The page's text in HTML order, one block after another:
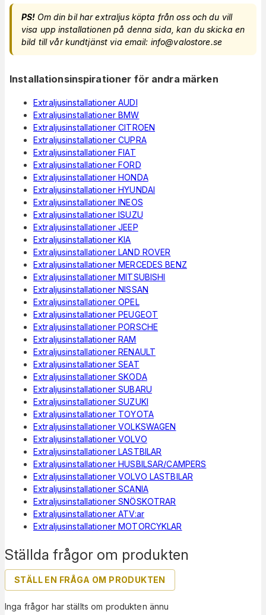
Ställda frågor om produkten
STÄLL EN FRÅGA OM PRODUKTEN
Inga frågor har ställts om produkten ännu
PS! Om din bil har extraljus köpta från oss och du vill
visa upp installationen på denna sida, kan du skicka en
bild till vår kundtjänst via email: info@valostore.se
Installationsinspirationer för andra märken
Extraljusinstallationer AUDI
Extraljusinstallationer BMW
Extraljusinstallationer CITROEN
Extraljusinstallationer CUPRA
Extraljusinstallationer FIAT
Extraljusinstallationer FORD
Extraljusinstallationer HONDA
Extraljusinstallationer HYUNDAI
Extraljusinstallationer INEOS
Extraljusinstallationer ISUZU
Extraljusinstallationer JEEP
Extraljusinstallationer KIA
Extraljusinstallationer LAND ROVER
Extraljusinstallationer MERCEDES BENZ
Extraljusinstallationer MITSUBISHI
Extraljusinstallationer NISSAN
Extraljusinstallationer OPEL
Extraljusinstallationer PEUGEOT
Extraljusinstallationer PORSCHE
Extraljusinstallationer RAM
Extraljusinstallationer RENAULT
Extraljusinstallationer SEAT
Extraljusinstallationer SKODA
Extraljusinstallationer SUBARU
Extraljusinstallationer SUZUKI
Extraljusinstallationer TOYOTA
Extraljusinstallationer VOLKSWAGEN
Extraljusinstallationer VOLVO
Extraljusinstallationer LASTBILAR
Extraljusinstallationer HUSBILSAR/CAMPERS
Extraljusinstallationer VOLVO LASTBILAR
Extraljusinstallationer SCANIA
Extraljusinstallationer SNÖSKOTRAR
Extraljusinstallationer ATV:ar
Extraljusinstallationer MOTORCYKLAR